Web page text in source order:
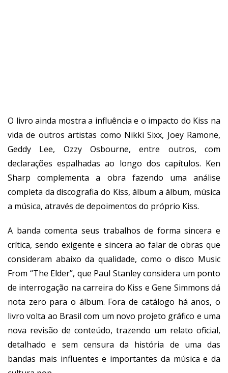
O livro ainda mostra a influência e o impacto do Kiss na
vida de outros artistas como Nikki Sixx, Joey Ramone,
Geddy Lee, Ozzy Osbourne, entre outros, com
declarações espalhadas ao longo dos capítulos. Ken
Sharp complementa a obra fazendo uma análise
completa da discografia do Kiss, álbum a álbum, música
a música, através de depoimentos do próprio Kiss.
A banda comenta seus trabalhos de forma sincera e
crítica, sendo exigente e sincera ao falar de obras que
consideram abaixo da qualidade, como o disco Music
From “The Elder”, que Paul Stanley considera um ponto
de interrogação na carreira do Kiss e Gene Simmons dá
nota zero para o álbum. Fora de catálogo há anos, o
livro volta ao Brasil com um novo projeto gráfico e uma
nova revisão de conteúdo, trazendo um relato oficial,
detalhado e sem censura da história de uma das
bandas mais influentes e importantes da música e da